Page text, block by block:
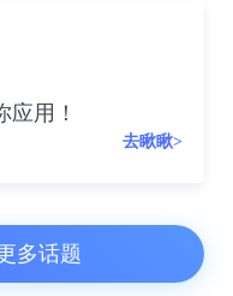
用！
去瞅瞅>
多话题